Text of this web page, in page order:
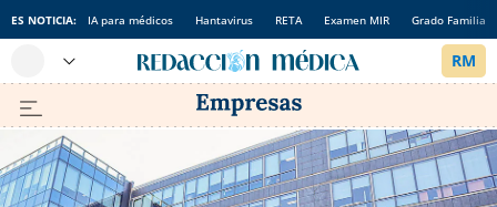
ES NOTICIA: IA para médicos Hantavirus RETA Examen MIR Grado Familia